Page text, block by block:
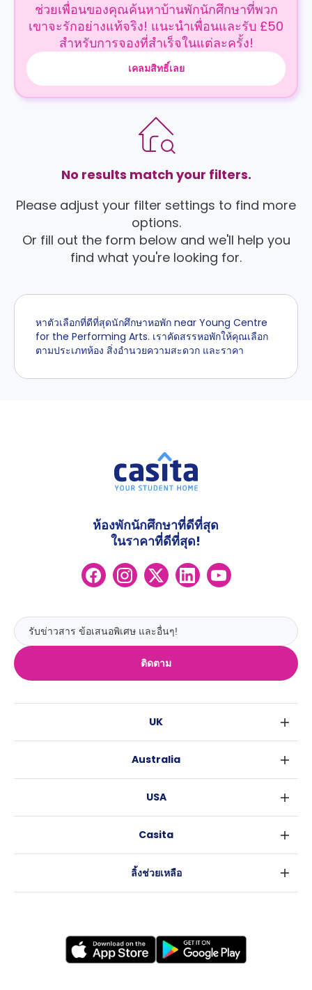
ช่วยเพื่อนของคุณค้นหาบ้านพักนักศึกษาที่พวก
เขาจะรักอย่างแท้จริง! แนะนำเพื่อนและรับ £50
สำหรับการจองที่สำเร็จในแต่ละครั้ง!
เคลมสิทธิ์เลย
No results match your filters.
Please adjust your filter settings to find more
options.
Or fill out the form below and we'll help you
find what you're looking for.
หาตัวเลือกที่ดีที่สุดนักศึกษาหอพัก near Young Centre
for the Performing Arts. เราคัดสรรหอพักให้คุณเลือก
ตามประเภทห้อง สิ่งอำนวยความสะดวก และราคา
ติดตาม
ห้องพักนักศึกษาที่ดีที่สุด
ในราคาที่ดีที่สุด!
UK
เอดินเบอระ
ลีดส์
โคเวนทรี
เลสเตอร์
Australia
บริสเบน
อะเดลายด์
USA
แอตแลนตา
Casita
ลิ้งช่วยเหลือ